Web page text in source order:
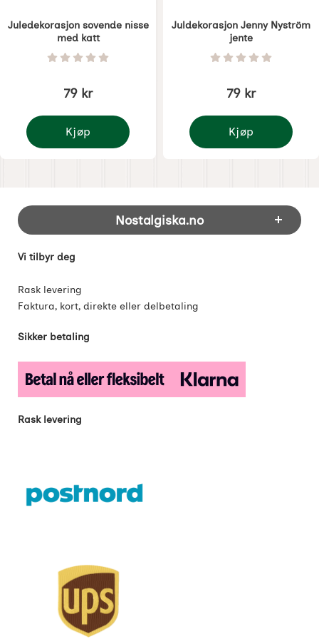
Juledekorasjon sovende nisse
med katt
Varenummer 1281Vurdering: 0 Stjerne av 5
79 kr
Kjøp
Juledekorasjon sovende nisse med katt
Juldekorasjon Jenny Nyström
jente
Varenummer 1282Vurdering: 0
79 kr
Kjøp
Juldekorasjon Jenny
Footer-innhold Blandet informasjon og
Nostalgiska.no
Vi tilbyr deg
Rask levering
Faktura, kort, direkte eller delbetaling
Sikker betaling
Rask levering